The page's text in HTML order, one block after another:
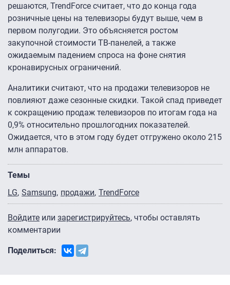
решаются, TrendForce считает, что до конца года
розничные цены на телевизоры будут выше, чем в
первом полугодии. Это объясняется ростом
закупочной стоимости ТВ-панелей, а также
ожидаемым падением спроса на фоне снятия
кронавирусных ограничений.
Аналитики считают, что на продажи телевизоров не
повлияют даже сезонные скидки. Такой спад приведет
к сокращению продаж телевизоров по итогам года на
0,9% относительно прошлогодних показателей.
Ожидается, что в этом году будет отгружено около 215
млн аппаратов.
Темы
LG Samsung продажи TrendForce
Войдите или зарегистрируйтесь, чтобы оставлять
комментарии
Поделиться: